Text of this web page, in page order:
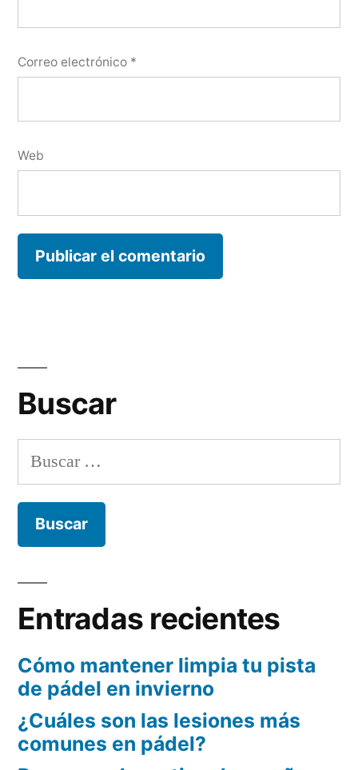
Correo electrónico *
Web
Buscar
Buscar:
Entradas recientes
Cómo mantener limpia tu pista
de pádel en invierno
¿Cuáles son las lesiones más
comunes en pádel?